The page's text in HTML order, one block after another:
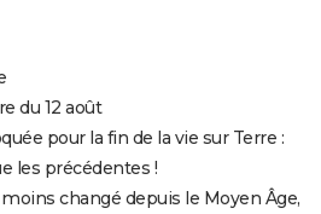
du 12 août
pour la fin de la vie sur Terre :
les précédentes !
changé depuis le Moyen Âge,